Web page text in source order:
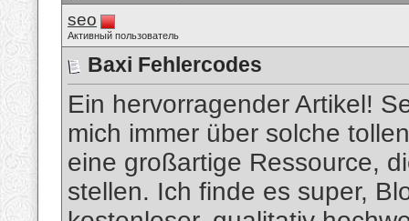
seo
Активный пользователь
Baxi Fehlercodes
Ein hervorragender Artikel!
mich immer über solche
eine großartige Ressource,
stellen. Ich finde es super,